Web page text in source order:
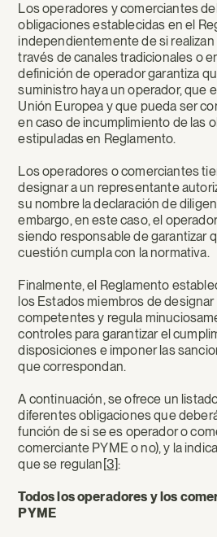
Los operadores y comerciantes
obligaciones establecidas en el
independientemente de si realizan
través de canales tradicionales o
definición de operador garantiza
suministro haya un operador, que
Unión Europea y que pueda ser
en caso de incumplimiento de las
estipuladas en Reglamento.
Los operadores o comerciantes
designar a un representante
su nombre la declaración de
embargo, en este caso, el
siendo responsable de garantizar
cuestión cumpla con la normativa.
Finalmente, el Reglamento
los Estados miembros de
competentes y regula
controles para garantizar el
disposiciones e imponer las
que correspondan.
A continuación, se ofrece un
diferentes obligaciones que
función de si se es operador o
comerciante PYME o no), y la
que se regulan [3]:
Todos los operadores y los
PYME